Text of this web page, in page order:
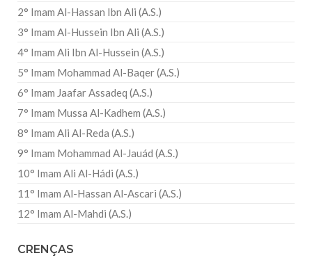
2° Imam Al-Hassan Ibn Ali (A.S.)
3° Imam Al-Hussein Ibn Ali (A.S.)
4° Imam Ali Ibn Al-Hussein (A.S.)
5° Imam Mohammad Al-Baqer (A.S.)
6° Imam Jaafar Assadeq (A.S.)
7° Imam Mussa Al-Kadhem (A.S.)
8° Imam Ali Al-Reda (A.S.)
9° Imam Mohammad Al-Jauád (A.S.)
10° Imam Ali Al-Hádi (A.S.)
11° Imam Al-Hassan Al-Ascari (A.S.)
12° Imam Al-Mahdi (A.S.)
CRENÇAS